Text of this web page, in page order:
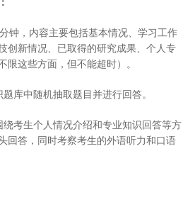
钟，内容主要包括基本情况、学习工作
创新情况、已取得的研究成果、个人专
限这些方面，但不能超时）。
题库中随机抽取题目并进行回答。
绕考生个人情况介绍和专业知识回答等方
回答，同时考察考生的外语听力和口语